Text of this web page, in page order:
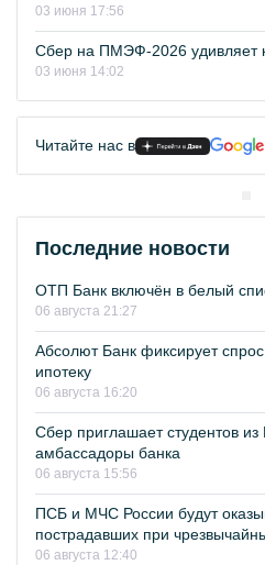
03 июня 17:56
Сбер на ПМЭФ-2026 удивляет
03 июня 14:02
Читайте нас в
Последние новости
ОТП Банк включён в белый
06 августа 21:27
Абсолют Банк фиксирует
ипотеку
06 августа 16:20
Сбер приглашает студентов из
амбассадоры банка
06 августа 15:56
ПСБ и МЧС России будут
пострадавших при
06 августа 12:40